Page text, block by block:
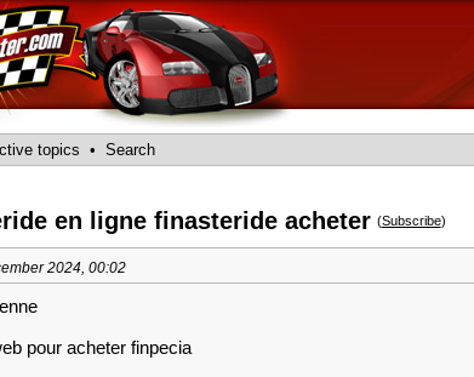
topics • Search
en ligne finasteride acheter (Subscribe)
2024, 00:02
pour acheter finpecia